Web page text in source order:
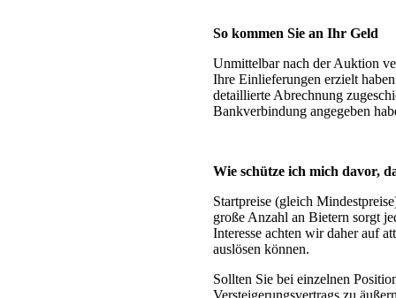
So kommen Sie an Ihr Geld
Unmittelbar nach der Auktion
Ihre Einlieferungen erzielt
detaillierte Abrechnung
Bankverbindung angegeben
Wie schütze ich mich davor,
Startpreise (gleich
große Anzahl an Bietern sorgt
Interesse achten wir daher auf
auslösen können.
Sollten Sie bei einzelnen
Versteigerungsvertrags zu